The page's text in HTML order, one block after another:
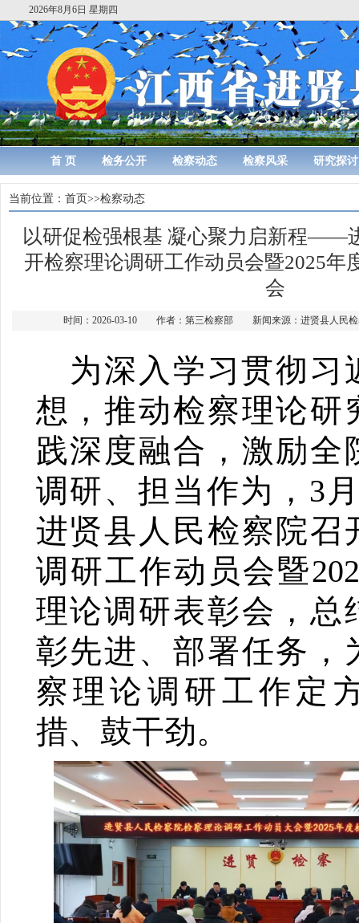
2026年8月6日 星期四
首 页 检务公开 检察动态 检察风采 研究探讨
当前位置： 首页>>检察动态
以研促检强根基 凝心聚力启新程——
开检察理论调研工作动员会暨2025年
会
时间：2026-03-10 作者：第三检察部 新闻来源：进贤县人
为深入学习贯彻习
想，推动检察理论研
践深度融合，激励全
调研、担当作为，3
进贤县人民检察院召
调研工作动员会暨
理论调研表彰会，总
彰先进、部署任务，
察理论调研工作定
措、鼓干劲。